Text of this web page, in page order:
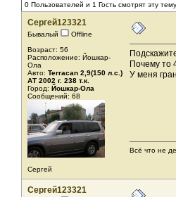
0 Пользователей и 1 Гость смотрят эту
Сергей123321
Бывалый
Offline
Возраст: 56
Расположение: Йошкар-
Ола
Авто: Terracan 2,9(150 л.с.)
АТ 2002 г. 238 т.к.
Город: Йошкар-Ола
Сообщений: 68
Сергей
Почему то
У меня
Всё что не
Сергей123321